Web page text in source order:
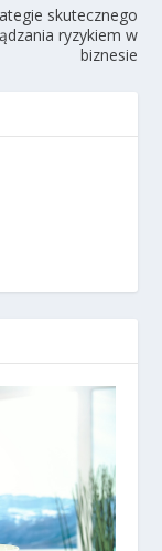
skutecznego
ryzykiem w
biznesie